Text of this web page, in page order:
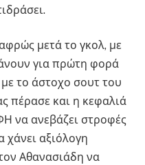
μετά το γκολ, με
για πρώτη φορά
το άστοχο σουτ του
πέρασε και η κεφαλιά
να ανεβάζει στροφές
χάνει αξιόλογη
Αθανασιάδη να